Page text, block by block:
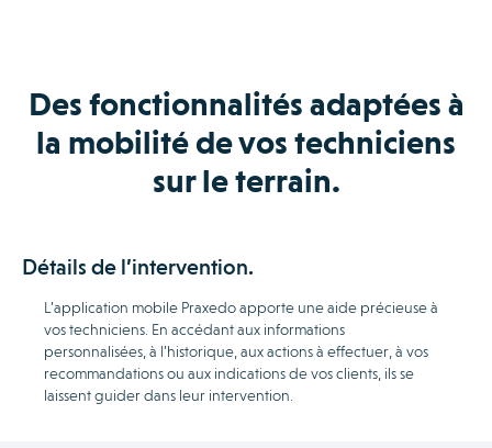
Des fonctionnalités adaptées à
la mobilité de vos techniciens
sur le terrain.
Détails de l’intervention.
L’application mobile Praxedo apporte une aide précieuse à
vos techniciens. En accédant aux informations
personnalisées, à l’historique, aux actions à effectuer, à vos
recommandations ou aux indications de vos clients, ils se
laissent guider dans leur intervention.